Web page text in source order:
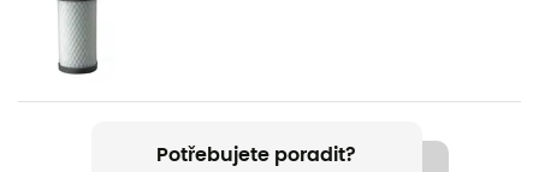
Hmotnost
Název produktu
Potřebujete poradit?